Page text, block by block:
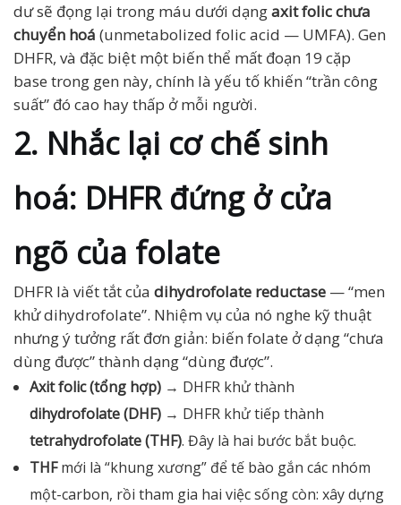
dư sẽ đọng lại trong máu dưới dạngaxit folic chưa
chuyển hoá (unmetabolized folic acid — UMFA). Gen
DHFR, và đặc biệt một biến thể mất đoạn 19 cặp
base trong gen này, chính là yếu tố khiến “trần công
suất” đó cao hay thấp ở mỗi người.
2. Nhắc lại cơ chế sinh
hoá: DHFR đứng ở cửa
ngõ của folate
DHFR là viết tắt của dihydrofolate reductase — “men
khử dihydrofolate”. Nhiệm vụ của nó nghe kỹ thuật
nhưng ý tưởng rất đơn giản: biến folate ở dạng “chưa
dùng được” thành dạng “dùng được”.
Axit folic (tổng hợp) → DHFR khử thành
dihydrofolate (DHF) → DHFR khử tiếp thành
tetrahydrofolate (THF). Đây là hai bước bắt buộc.
THFmới là “khung xương” để tế bào gắn các nhóm
một-carbon, rồi tham gia hai việc sống còn: xây dựng